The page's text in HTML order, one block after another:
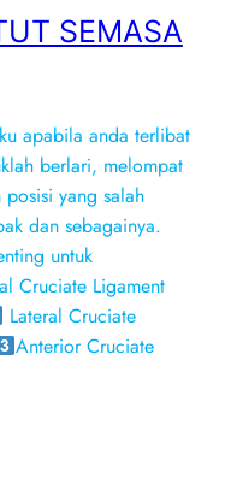
SEMASA
apabila anda terlibat
berlari, melompat
yang salah
dan sebagainya.
untuk
Cruciate Ligament
Lateral Cruciate
Anterior Cruciate